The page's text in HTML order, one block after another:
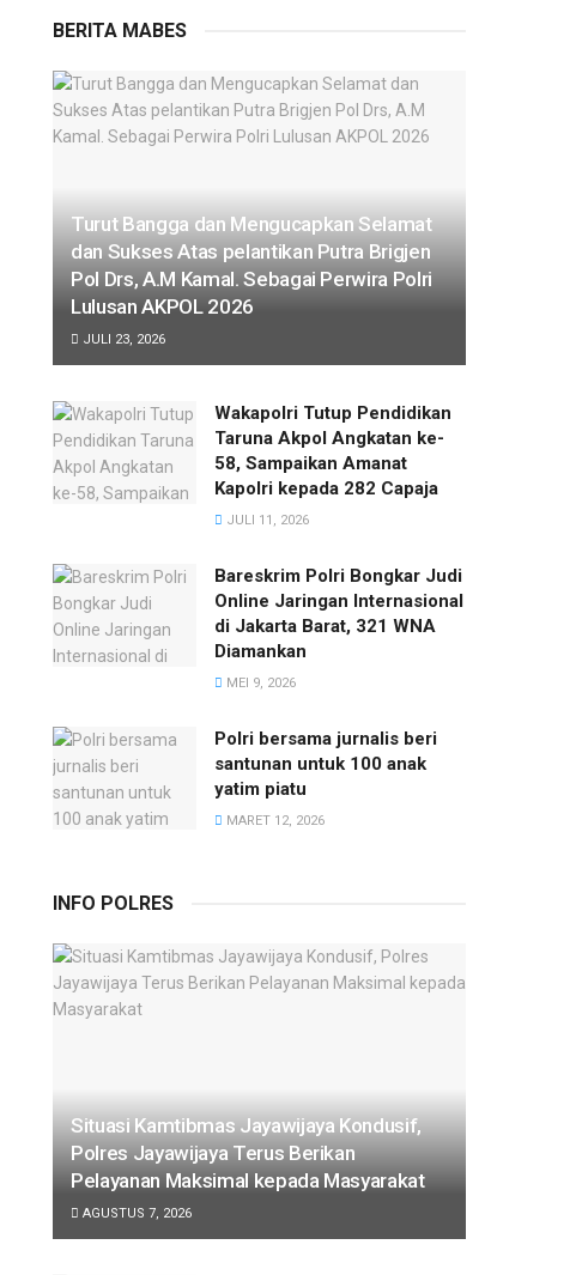
BERITA MABES
Turut Bangga dan Mengucapkan Selamat
dan Sukses Atas pelantikan Putra Brigjen
Pol Drs, A.M Kamal. Sebagai Perwira Polri
Lulusan AKPOL 2026
JULI 23, 2026
Wakapolri Tutup Pendidikan
Taruna Akpol Angkatan ke-
58, Sampaikan Amanat
Kapolri kepada 282 Capaja
JULI 11, 2026
Bareskrim Polri Bongkar Judi
Online Jaringan Internasional
di Jakarta Barat, 321 WNA
Diamankan
MEI 9, 2026
Polri bersama jurnalis beri
santunan untuk 100 anak
yatim piatu
MARET 12, 2026
INFO POLRES
Situasi Kamtibmas Jayawijaya Kondusif,
Polres Jayawijaya Terus Berikan
Pelayanan Maksimal kepada Masyarakat
AGUSTUS 7, 2026